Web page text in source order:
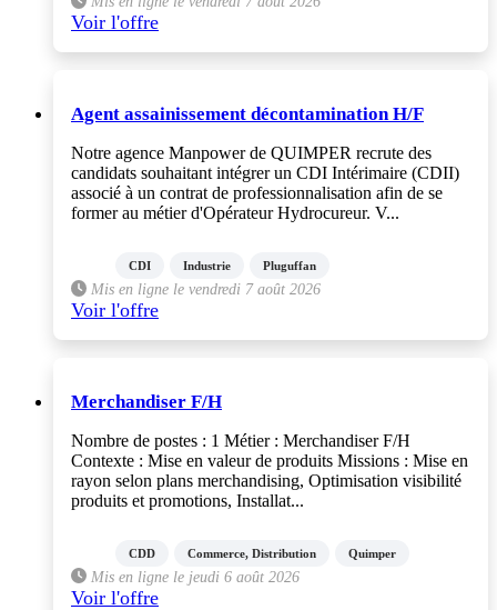
Voir l'offre
Agent assainissement décontamination H/F
Notre agence Manpower de QUIMPER recrute des
candidats souhaitant intégrer un CDI Intérimaire (CDII)
associé à un contrat de professionnalisation afin de se
former au métier d'Opérateur Hydrocureur. V...
CDI Industrie Pluguffan
Mis en ligne le vendredi 7 août 2026
Voir l'offre
Merchandiser F/H
Nombre de postes : 1 Métier : Merchandiser F/H
Contexte : Mise en valeur de produits Missions : Mise en
rayon selon plans merchandising, Optimisation visibilité
produits et promotions, Installat...
CDD Commerce, Distribution Quimper
Mis en ligne le jeudi 6 août 2026
Voir l'offre